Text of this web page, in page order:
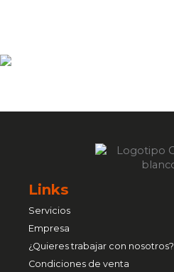
Links
Servicios
Empresa
¿Quieres trabajar con nosotros?
Condiciones de venta